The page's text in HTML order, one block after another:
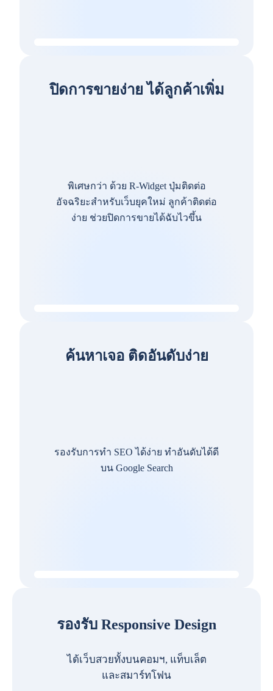
ปิดการขายง่าย ได้ลูกค้าเพิ่ม
พิเศษกว่า ด้วย R-Widget ปุ่มติดต่อ
อัจฉริยะสำหรับเว็บยุคใหม่ ลูกค้าติดต่อ
ง่าย ช่วยปิดการขายได้ฉับไวขึ้น
ค้นหาเจอ ติดอันดับง่าย
รองรับการทำ SEO ได้ง่าย ทำอันดับได้ดี
บน Google Search
รองรับ Responsive Design
ได้เว็บสวยทั้งบนคอมฯ, แท็บเล็ต
และสมาร์ทโฟน